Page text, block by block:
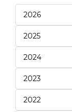
2026
2025
2024
2023
2022